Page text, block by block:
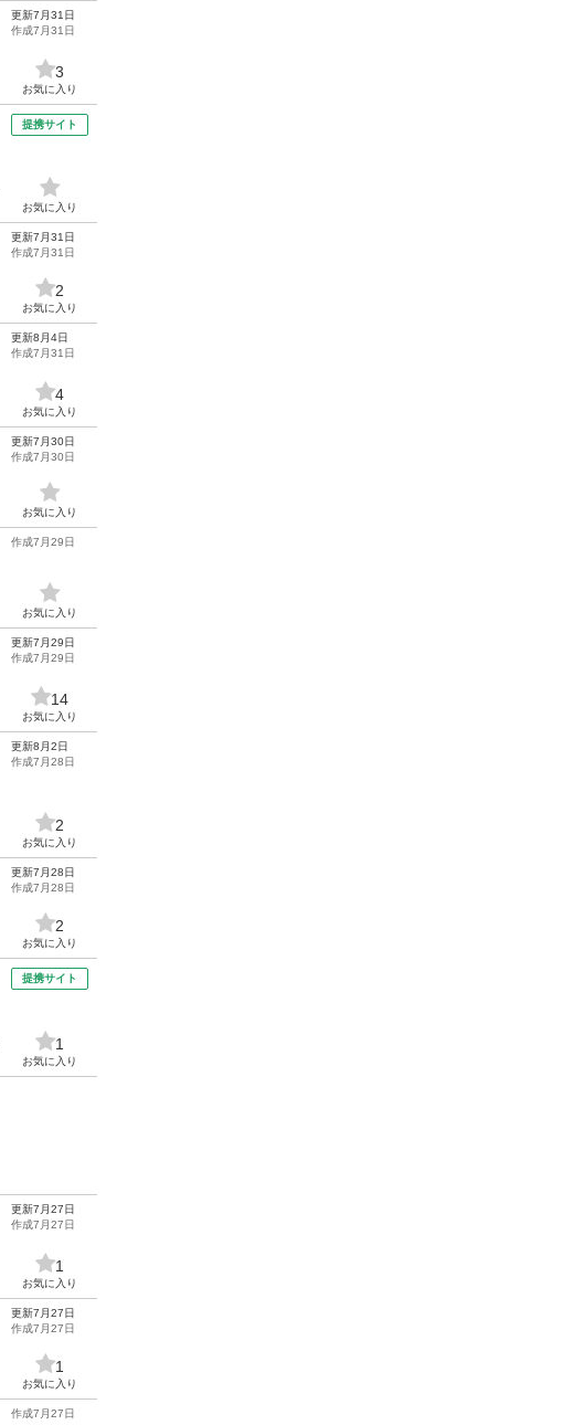
更新7月31日
作成7月31日
3
お気に入り
提携サイト
お気に入り
更新7月31日
作成7月31日
2
お気に入り
更新8月4日
作成7月31日
4
お気に入り
更新7月30日
作成7月30日
お気に入り
作成7月29日
お気に入り
更新7月29日
作成7月29日
14
お気に入り
更新8月2日
作成7月28日
2
お気に入り
更新7月28日
作成7月28日
2
お気に入り
提携サイト
1
お気に入り
更新7月27日
作成7月27日
1
お気に入り
更新7月27日
作成7月27日
1
お気に入り
作成7月27日